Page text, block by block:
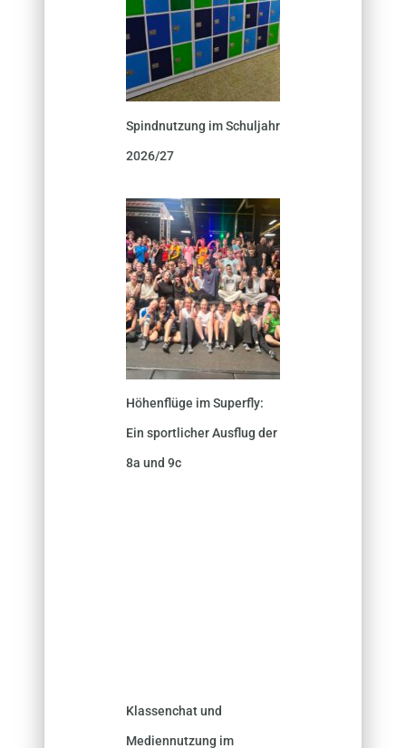
Spindnutzung im Schuljahr
2026/27
Höhenflüge im Superfly:
Ein sportlicher Ausflug der
8a und 9c
Klassenchat und
Mediennutzung im